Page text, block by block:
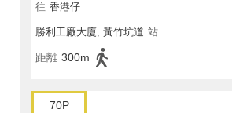
往 香港仔
勝利工廠大廈, 黃竹坑道 站
距離 300m
70P